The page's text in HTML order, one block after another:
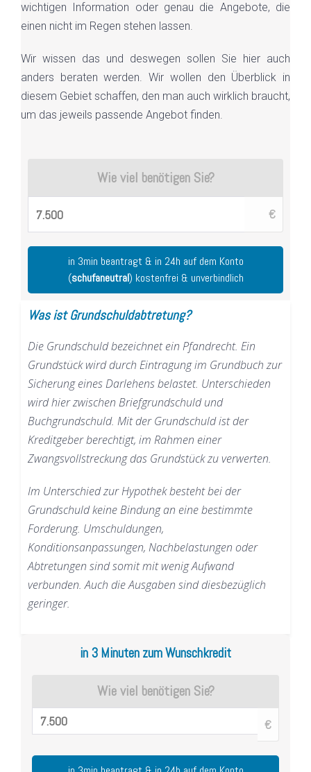
Was ist Grundschuldabtretung?
Die Grundschuld bezeichnet ein Pfandrecht. Ein
Grundstück wird durch Eintragung im Grundbuch zur
Sicherung eines Darlehens belastet. Unterschieden
wird hier zwischen Briefgrundschuld und
Buchgrundschuld. Mit der Grundschuld ist der
Kreditgeber berechtigt, im Rahmen einer
Zwangsvollstreckung das Grundstück zu verwerten.
Im Unterschied zur Hypothek besteht bei der
Grundschuld keine Bindung an eine bestimmte
Forderung. Umschuldungen,
Konditionsanpassungen, Nachbelastungen oder
Abtretungen sind somit mit wenig Aufwand
verbunden. Auch die Ausgaben sind diesbezüglich
geringer.
in 3 Minuten zum Wunschkredit
Wie viel benötigen Sie?
€
wichtigen Information oder genau die Angebote, die
einen nicht im Regen stehen lassen.
Wir wissen das und deswegen sollen Sie hier auch
anders beraten werden. Wir wollen den Überblick in
diesem Gebiet schaffen, den man auch wirklich braucht,
um das jeweils passende Angebot finden.
Wie viel benötigen Sie?
€
in 3min beantragt & in 24h auf dem Konto
(schufaneutral) kostenfrei & unverbindlich